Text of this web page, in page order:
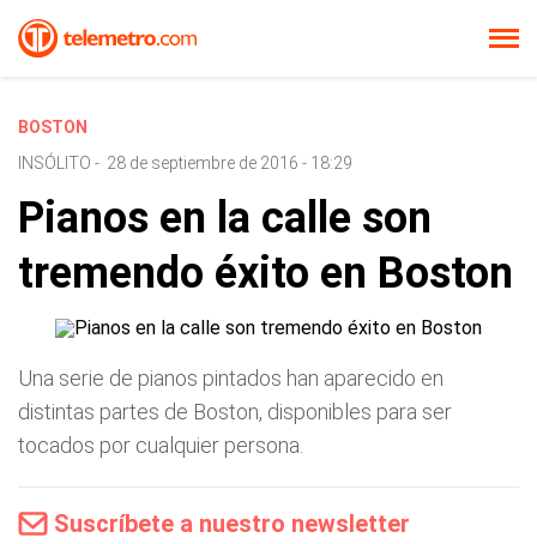
BOSTON
INSÓLITO - 28 de septiembre de 2016 - 18:29
Pianos en la calle son
tremendo éxito en Boston
Una serie de pianos pintados han aparecido en
distintas partes de Boston, disponibles para ser
tocados por cualquier persona.
Suscríbete a nuestro newsletter